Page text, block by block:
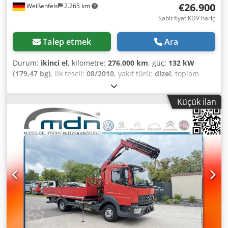
14:00 arası ve önceden anlaşma ile!!!
Weißenfels 2.265 km €26.900
Sabit fiyat KDV hariç
Talep etmek Ara
Durum: ikinci el, kilometre: 276.000 km, güç: 132 kW
(179,47 bg), ilk tescil: 08/2010, yakıt türü: dizel, toplam
, vites türü:
sınıfı:Euro 6, koltuk sayısı:3, yükleme alanı genişliği:2.500
, Donanım:
ABS, elektronik denge programı (ESP), is
filtrasyon filtresi, klima, vinç
, İç No: 267 İyi bakılmış MAN
TGM 8.180, VİNÇLİ * MAN * TGM 8.180 * 4x2 aks düzeni *
İzin verilen toplam ağırlık: 7490 kg Dedpfxezn D Tbj Aqtjck
* Çift taraflı damperli kasa * ATLAS vinç 65.2 * 2 x hidrolik
uzatma * 5./6. kontrol devresi, maşa veya benzeri ekipman
için * 2 x hidrolik destek ayağı * Yan yana erişim mesafesi
için yük şemasına bakınız * Süspansiyon: Yaprak yay /
yaprak yay * Çeki demiri * İyi durumda * Lastikler %80 *
KDV tutarı belirtilebilir Takas imkanı mevcuttur Finansman
%4,99'dan itibaren Hatalar ve ön satış saklıdır! Bu ilandaki
bilgiler bağlayıcı olmayan açıklamalardır ve garanti edilmiş
Küçük ilan